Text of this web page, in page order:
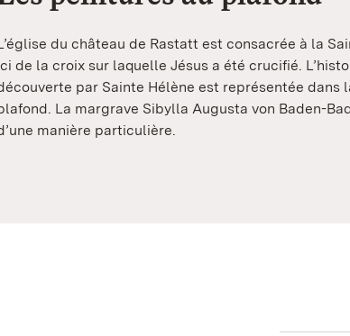
du château de Rastatt est consacrée à la
de la croix sur laquelle Jésus a été crucifié.
par Sainte Hélène est représentée dans
La margrave Sibylla Augusta von Baden-
manière particulière.